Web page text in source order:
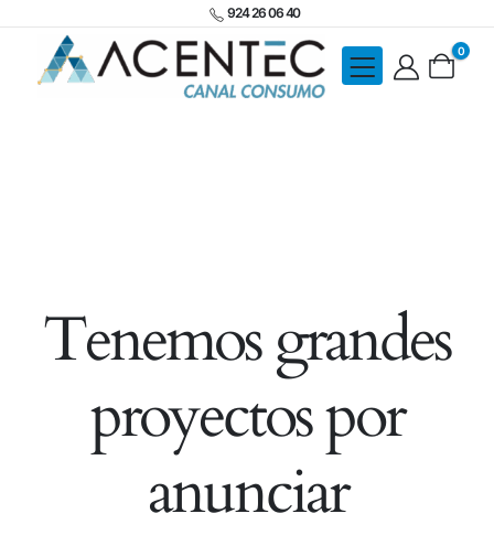
924 26 06 40
0
Tenemos grandes
proyectos por
anunciar